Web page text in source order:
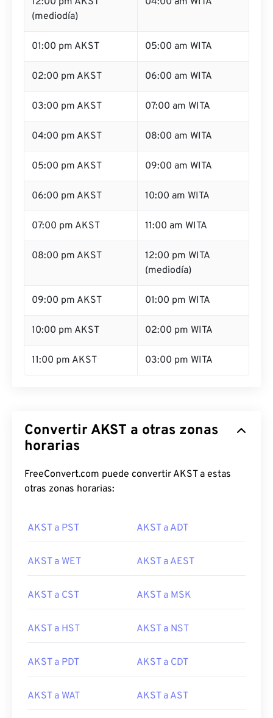
(mediodía)
01:00 pm AKST 05:00 am WITA
02:00 pm AKST 06:00 am WITA
03:00 pm AKST 07:00 am WITA
04:00 pm AKST 08:00 am WITA
05:00 pm AKST 09:00 am WITA
06:00 pm AKST 10:00 am WITA
07:00 pm AKST 11:00 am WITA
08:00 pm AKST
12:00 pm WITA
(mediodía)
09:00 pm AKST 01:00 pm WITA
10:00 pm AKST 02:00 pm WITA
11:00 pm AKST 03:00 pm WITA
Convertir AKST a otras zonas
horarias
FreeConvert.com puede convertir AKST a estas
otras zonas horarias:
AKST a PST AKST a ADT
AKST a WET AKST a AEST
AKST a CST AKST a MSK
AKST a HST AKST a NST
AKST a PDT AKST a CDT
AKST a WAT AKST a AST